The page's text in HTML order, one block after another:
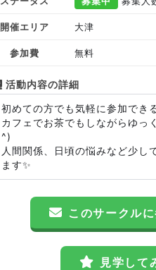
開催エリア 大津
参加費 無料
活動内容の詳細
初めての方でも気軽に参加でき
カフェでお茶でもしながらゆっ
^)
人間関係、日頃の悩みなど少し
ます✨
このサークルに
見学して